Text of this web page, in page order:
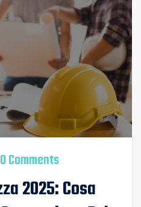
0 Comments
2025: Cosa